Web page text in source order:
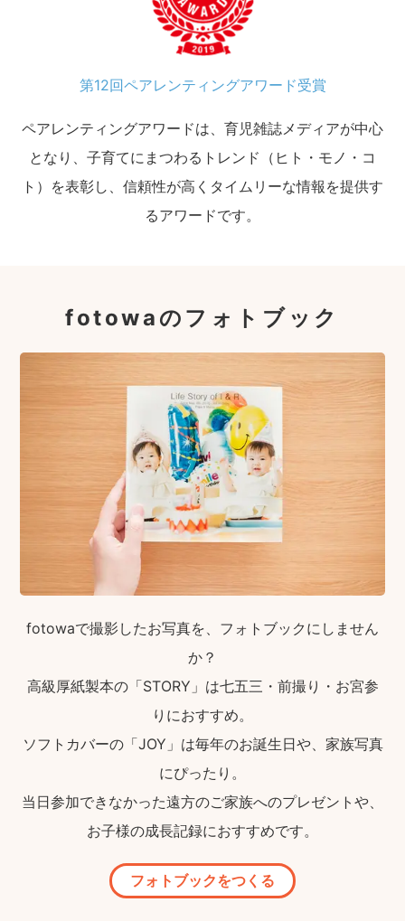
第12回ペアレンティングアワード受賞
ペアレンティングアワードは、育児雑誌メディアが中心
となり、子育てにまつわるトレンド（ヒト・モノ・コ
ト）を表彰し、信頼性が高くタイムリーな情報を提供す
るアワードです。
fotowaのフォトブック
fotowaで撮影したお写真を、フォトブックにしません
か？
高級厚紙製本の「STORY」は七五三・前撮り・お宮参
りにおすすめ。
ソフトカバーの「JOY」は毎年のお誕生日や、家族写真
にぴったり。
当日参加できなかった遠方のご家族へのプレゼントや、
お子様の成長記録におすすめです。
フォトブックをつくる